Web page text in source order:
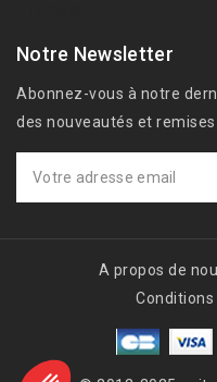
Notre Newsletter
Abonnez-vous à notre
des nouveautés et remises
A propos de